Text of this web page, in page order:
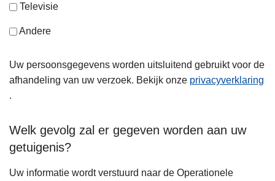
Televisie
Andere
Uw persoonsgegevens worden uitsluitend gebruikt voor de
afhandeling van uw verzoek. Bekijk onze privacyverklaring
.
Welk gevolg zal er gegeven worden aan uw
getuigenis?
Uw informatie wordt verstuurd naar de Operationele